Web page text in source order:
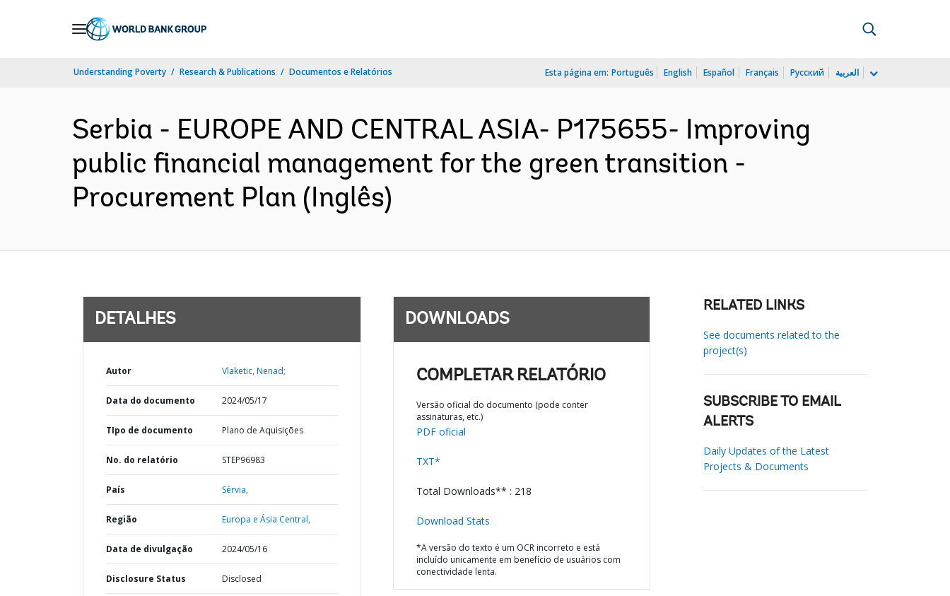
Understanding Poverty Research & Publications Documentos e Relatórios Esta página em: Português English Español Français Русский العربية
Serbia - EUROPE AND CENTRAL ASIA- P175655- Improving
public financial management for the green transition -
Procurement Plan (Inglês)
DETALHES
Autor Vlaketic, Nenad;
Data do documento 2024/05/17
TIpo de documento Plano de Aquisições
No. do relatório STEP96983
País Sérvia,
Região Europa e Ásia Central,
Data de divulgação 2024/05/16
Disclosure Status Disclosed
DOWNLOADS
COMPLETAR RELATÓRIO
Versão oficial do documento (pode conter
assinaturas, etc.)
PDF oficial
TXT*
Total Downloads** : 218
Download Stats
*A versão do texto é um OCR incorreto e está
incluído unicamente em benefício de usuários com
conectividade lenta.
RELATED LINKS
See documents related to the
project(s)
SUBSCRIBE TO EMAIL
ALERTS
Daily Updates of the Latest
Projects & Documents